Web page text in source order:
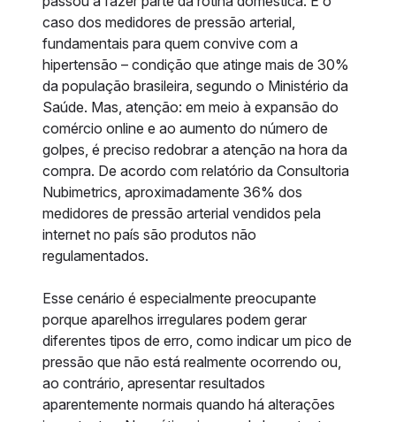
caso dos medidores de pressão arterial,
fundamentais para quem convive com a
hipertensão – condição que atinge mais de 30%
da população brasileira, segundo o Ministério da
Saúde. Mas, atenção: em meio à expansão do
comércio online e ao aumento do número de
golpes, é preciso redobrar a atenção na hora da
compra. De acordo com relatório da Consultoria
Nubimetrics, aproximadamente 36% dos
medidores de pressão arterial vendidos pela
internet no país são produtos não
regulamentados.
Esse cenário é especialmente preocupante
porque aparelhos irregulares podem gerar
diferentes tipos de erro, como indicar um pico de
pressão que não está realmente ocorrendo ou,
ao contrário, apresentar resultados
aparentemente normais quando há alterações